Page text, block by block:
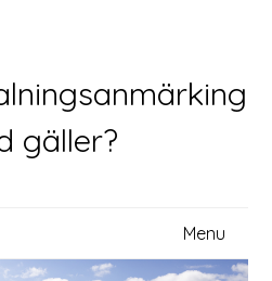
gäller?
Menu